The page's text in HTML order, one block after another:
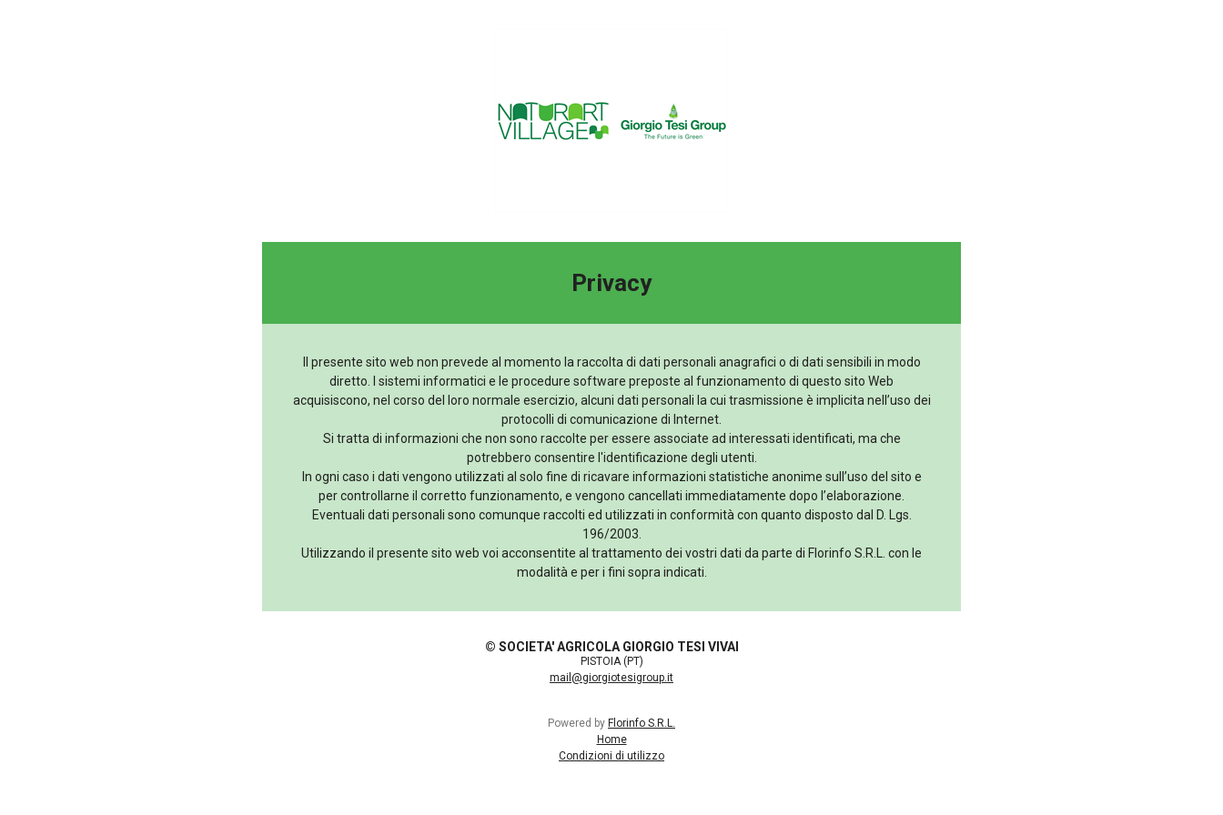
Privacy
Il presente sito web non prevede al momento la raccolta di dati personali anagrafici o di dati sensibili in modo
diretto. I sistemi informatici e le procedure software preposte al funzionamento di questo sito Web
acquisiscono, nel corso del loro normale esercizio, alcuni dati personali la cui trasmissione è implicita nell’uso dei
protocolli di comunicazione di Internet.
Si tratta di informazioni che non sono raccolte per essere associate ad interessati identificati, ma che
potrebbero consentire l'identificazione degli utenti.
In ogni caso i dati vengono utilizzati al solo fine di ricavare informazioni statistiche anonime sull’uso del sito e
per controllarne il corretto funzionamento, e vengono cancellati immediatamente dopo l’elaborazione.
Eventuali dati personali sono comunque raccolti ed utilizzati in conformità con quanto disposto dal D. Lgs.
196/2003.
Utilizzando il presente sito web voi acconsentite al trattamento dei vostri dati da parte di Florinfo S.R.L. con le
modalità e per i fini sopra indicati.
© SOCIETA' AGRICOLA GIORGIO TESI VIVAI
PISTOIA (PT)
mail@giorgiotesigroup.it
Powered by Florinfo S.R.L.
Home
Condizioni di utilizzo